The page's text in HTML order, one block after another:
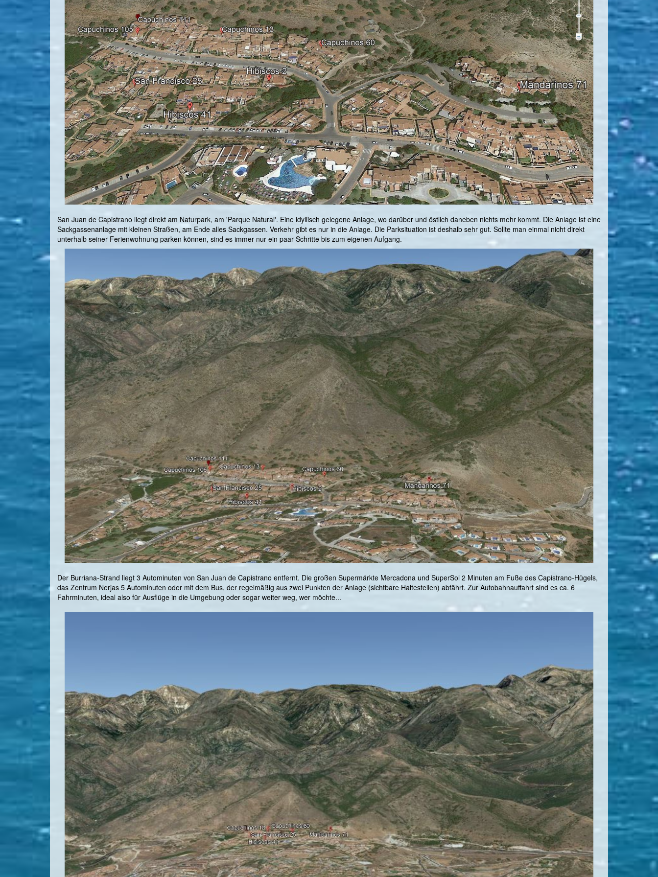
San Juan de Capistrano liegt direkt am Naturpark, am 'Parque Natural'. Eine idyllisch gelegene Anlage, wo darüber und östlich daneben nichts mehr kommt. Die Anlage ist eine
Sackgassenanlage mit kleinen Straßen, am Ende alles Sackgassen. Verkehr gibt es nur in die Anlage. Die Parksituation ist deshalb sehr gut. Sollte man einmal nicht direkt
unterhalb seiner Ferienwohnung parken können, sind es immer nur ein paar Schritte bis zum eigenen Aufgang.
Der Burriana-Strand liegt 3 Autominuten von San Juan de Capistrano entfernt. Die großen Supermärkte Mercadona und SuperSol 2 Minuten am Fuße des Capistrano-Hügels,
das Zentrum Nerjas 5 Autominuten oder mit dem Bus, der regelmäßig aus zwei Punkten der Anlage (sichtbare Haltestellen) abfährt. Zur Autobahnauffahrt sind es ca. 6
Fahrminuten, ideal also für Ausflüge in die Umgebung oder sogar weiter weg, wer möchte...